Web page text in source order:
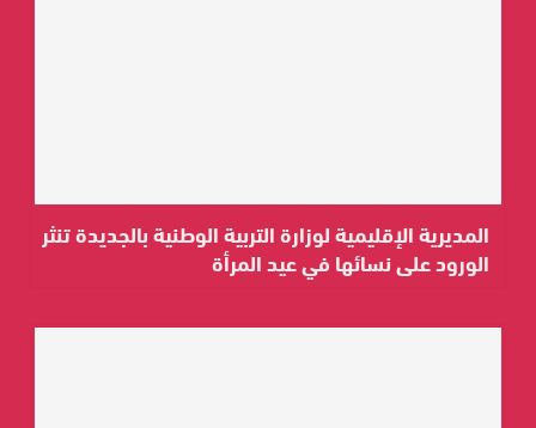
المديرية الإقليمية لوزارة التربية الوطنية بالجديدة تنثر
الورود على نسائها في عيد المرأة